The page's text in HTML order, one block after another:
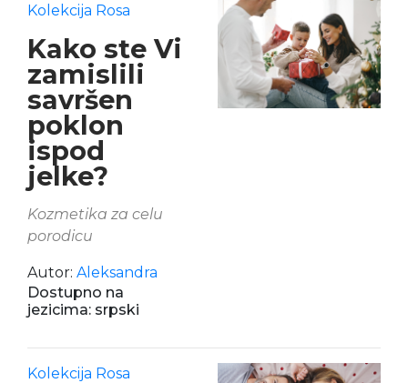
Kolekcija Rosa
Kako ste Vi
zamislili
savršen
poklon
ispod
jelke?
Kozmetika za celu
porodicu
Autor: Aleksandra
Dostupno na
jezicima: srpski
Kolekcija Rosa